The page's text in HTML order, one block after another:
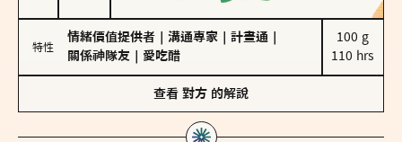
特性
情緒價值提供者 溝通專家 計畫通
關係神隊友
愛吃醋
100 g
110 hrs
查看 對方 的解說